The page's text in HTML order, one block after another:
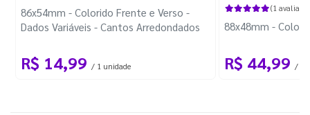
86x54mm - Colorido Frente e Verso -
Dados Variáveis - Cantos Arredondados
R$ 14,99 / 1 unidade
(1
88x48mm -
R$ 44,99 /